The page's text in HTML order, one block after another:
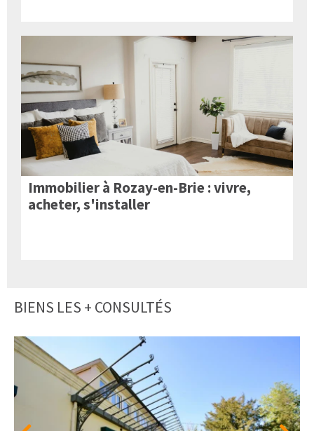
Immobilier à Rozay-en-Brie : vivre,
acheter, s'installer
BIENS LES + CONSULTÉS